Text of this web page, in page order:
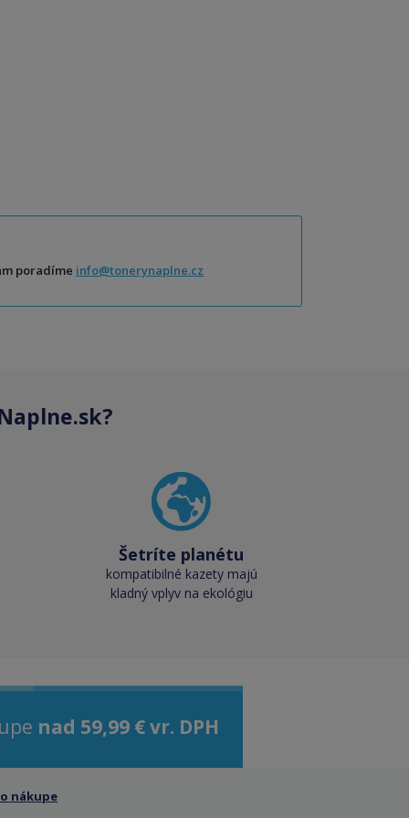
poradíme info@tonerynaplne.cz
Šetríte planétu
kompatibilné kazety majú
kladný vplyv na ekológiu
nad 59,99 € vr. DPH
nákupe